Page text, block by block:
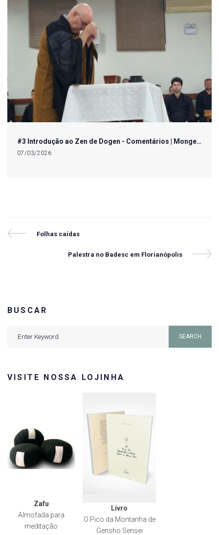
#3 Introdução ao Zen de Dogen - Comentários | Monge…
07/03/2026
Navegação
Previous
Folhas caídas
Next
Palestra no Badesc em Florianópolis
BUSCAR
SEARCH
VISITE NOSSA LOJINHA
Zafu
Almofada para
meditação
Livro
O Pico da Montanha de
Gensho Sensei